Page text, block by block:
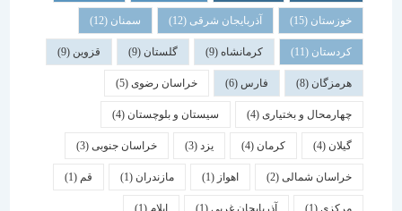
خوزستان(15) آذربایجان شرقی(12) سمنان (12)
کردستان(11) کرمانشاه(9) گلستان (9) قزوین
هرمزگان(8) فارس خراسان رضوی(5)
چهارمحال و بختیاری (4) سیستان و بلوچستان(4)
کرمان یزد خراسان جنوبی(3)
خراسان شمالی(2) اهواز مازندران(1) قم